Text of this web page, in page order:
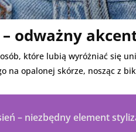
– odważny
które lubią wyróżniać się
na opalonej skórze, nosząc z
– niezbędny element